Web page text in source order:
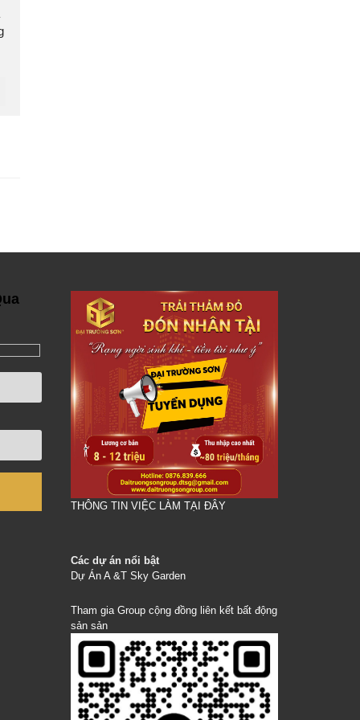
THÔNG TIN VIỆC LÀM TẠI ĐÂY
Các dự án nổi bật
Dự Án A &T Sky Garden
Tham gia Group cộng đồng liên kết bất động
sản sản